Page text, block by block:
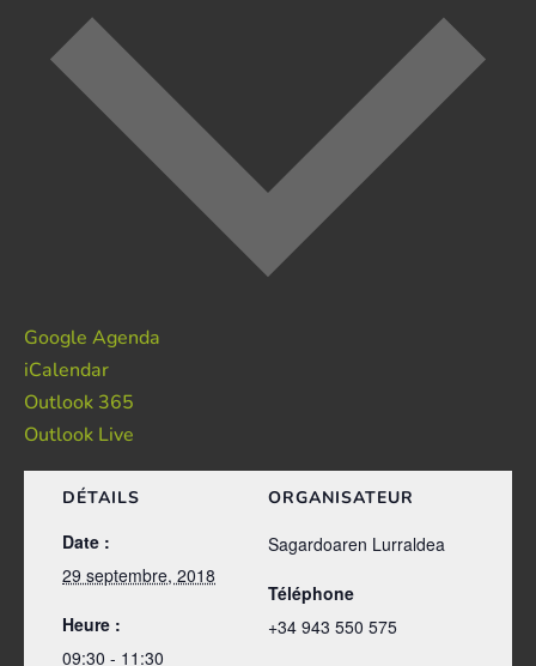
Google Agenda
iCalendar
Outlook 365
Outlook Live
DÉTAILS
Date :
29 septembre, 2018
Heure :
09:30 - 11:30
ORGANISATEUR
Sagardoaren Lurraldea
Téléphone
+34 943 550 575